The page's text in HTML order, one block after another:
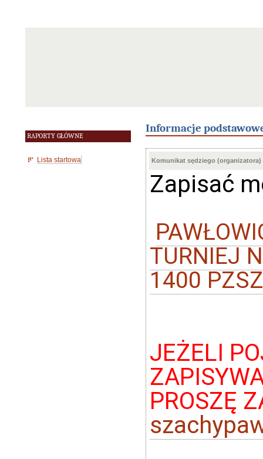
RAPORTY GŁÓWNE
Lista startowa
Informacje
Komunikat sędziego (organizatora)
Zapisać
TURNIEJ
1400
JEŻELI
PROSZĘ